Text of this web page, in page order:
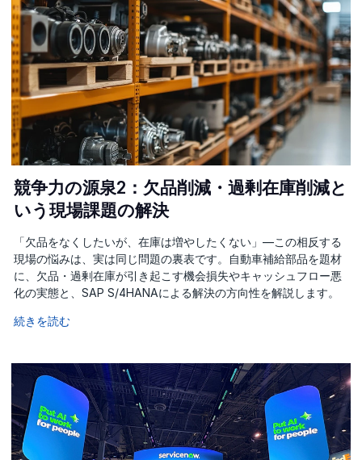
競争力の源泉2：欠品削減・過剰在庫削減と
いう現場課題の解決
「欠品をなくしたいが、在庫は増やしたくない」—この相反する
現場の悩みは、実は同じ問題の裏表です。自動車補給部品を題材
に、欠品・過剰在庫が引き起こす機会損失やキャッシュフロー悪
化の実態と、SAP S/4HANAによる解決の方向性を解説します。
続きを読む